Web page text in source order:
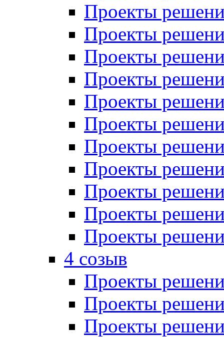
Проекты
Проекты
Проекты
Проекты
Проекты
Проекты
Проекты
Проекты
Проекты
Проекты
Проекты
4 созыв
Проекты
Проекты
Проекты